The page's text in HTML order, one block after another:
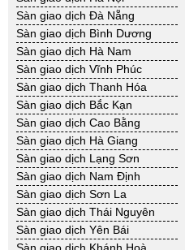
BĐS khác Quảng Bình
BĐS khác Quảng Ngãi
BĐS khác Cần Thơ
BĐS khác Bạc Liêu
BĐS khác Bình Phước
BĐS khác Đồng Tháp
BĐS khác Kiên Giang
BĐS khác Sóc Trăng
BĐS khác Tiền Giang
BĐS khác Vĩnh Long
BĐS khác Hưng Yên
Sàn giao dịch Đà Nẵng
Sàn giao dịch Bình Dương
Sàn giao dịch Hà Nam
Sàn giao dịch Vĩnh Phúc
Sàn giao dịch Thanh Hóa
Sàn giao dịch Bắc Kạn
Sàn giao dịch Cao Bằng
Sàn giao dịch Hà Giang
Sàn giao dịch Lạng Sơn
Sàn giao dịch Nam Định
Sàn giao dịch Sơn La
Sàn giao dịch Thái Nguyên
Sàn giao dịch Yên Bái